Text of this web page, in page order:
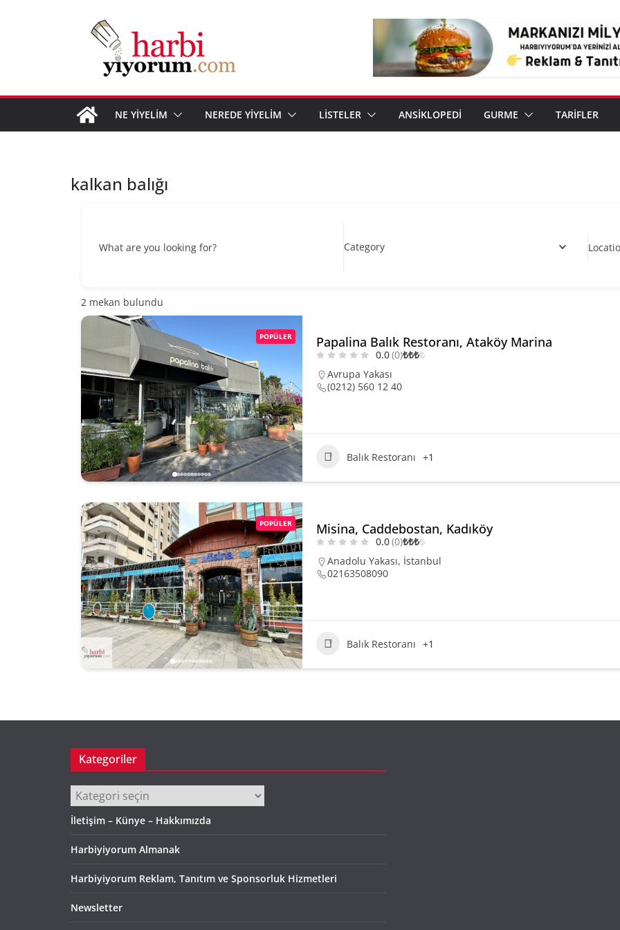
NE YİYELİM NEREDE YİYELİM LİSTELER ANSİKLOPEDİ GURME TARİFLER
kalkan balığı
What are you looking for? Category
2 mekan bulundu
POPÜLER Papalina Balık Restoranı, Ataköy Marina
0.0(0)₺₺₺₺
Avrupa Yakası
(0212) 560 12 40
Balık Restoranı +1
POPÜLER Misina, Caddebostan, Kadıköy
0.0(0)₺₺₺₺
Anadolu Yakası, İstanbul
02163508090
Balık Restoranı +1
Kategoriler
Kategoriler
İletişim – Künye – Hakkımızda
Harbiyiyorum Almanak
Harbiyiyorum Reklam, Tanıtım ve Sponsorluk Hizmetleri
Newsletter